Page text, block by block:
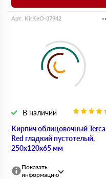
Кирпич облицовочный Terca
Red гладкий пустотелый,
250х120х65 мм
В наличии
Арт. KirKeO-37942
Показать
информацию